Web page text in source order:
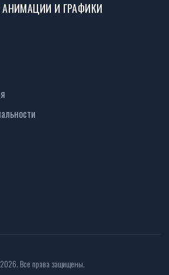
АНИМАЦИИ И ГРАФИКИ
Все права защищены.